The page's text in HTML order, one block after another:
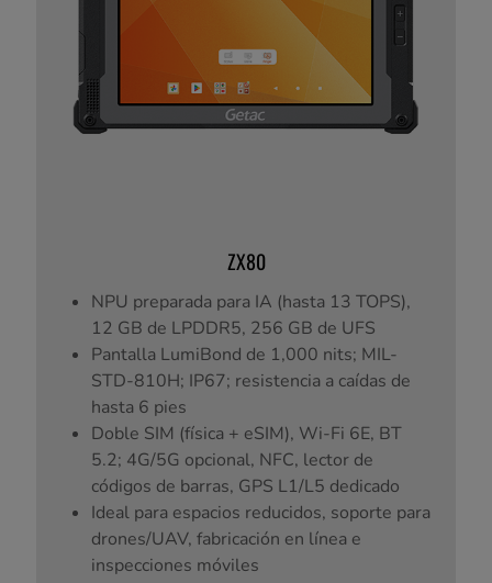
ZX80
NPU preparada para IA (hasta 13 TOPS),
12 GB de LPDDR5, 256 GB de UFS
Pantalla LumiBond de 1,000 nits; MIL-
STD-810H; IP67; resistencia a caídas de
hasta 6 pies
Doble SIM (física + eSIM), Wi-Fi 6E, BT
5.2; 4G/5G opcional, NFC, lector de
códigos de barras, GPS L1/L5 dedicado
Ideal para espacios reducidos, soporte para
drones/UAV, fabricación en línea e
inspecciones móviles